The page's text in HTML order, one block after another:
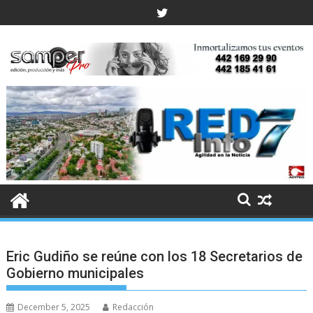
to
Eric Gudiño se reúne con los 18 Secretarios de
Gobierno municipales
December 5, 2025 Redacción